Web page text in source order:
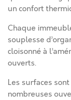
un confort
Chaque
souplesse
cloisonné à
ouverts.
Les surfaces
nombreuses